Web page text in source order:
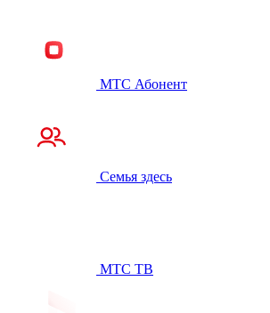
МТС Абонент
Семья здесь
МТС ТВ